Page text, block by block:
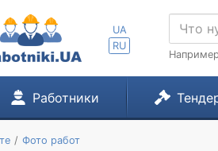
UA
RU
Работники
Фото работ